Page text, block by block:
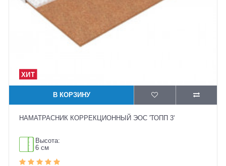
В КОРЗИНУ
НАМАТРАСНИК КОРРЕКЦИОННЫЙ ЭОС 'ТОПП 3'
Высота:
6 см